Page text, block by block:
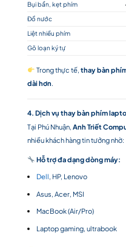
Bụi bẩn, kẹt phím
Đổ nước
Liệt nhiều phím
Gõ loạn ký tự
Trong thực tế, thay bàn
dài hơn
4. Dịch vụ thay bàn phím
Tại Phú Nhuận, Anh Triết
nhiều khách hàng tin tưởng nhờ:
Hỗ trợ đa dạng dòng máy:
Dell , HP, Lenovo
Asus, Acer, MSI
MacBook (Air/Pro)
Laptop gaming, ultrabook